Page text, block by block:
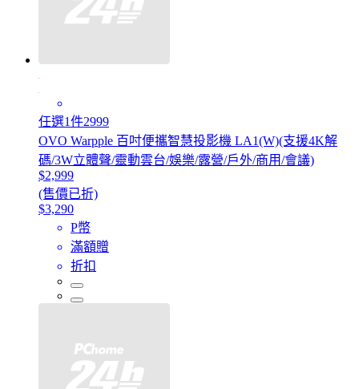
任選1件2999
OVO Warpple 百吋便攜智慧投影機 LA1(W)(支援4K解
碼/3W立體聲/靈動雲台/娛樂/露營/戶外/商用/會議)
$2,999
(售價已折)
$3,290
P幣
滿額贈
折扣